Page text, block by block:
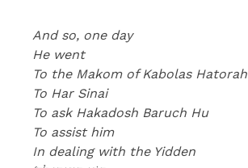
And so, one day
He went
To the Makom of Kabolas Hatorah
To Har Sinai
To ask Hakadosh Baruch Hu
To assist him
In dealing with the Yidden